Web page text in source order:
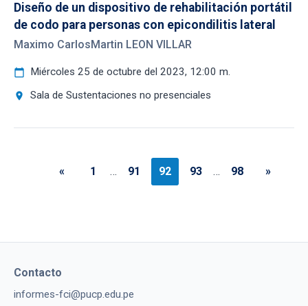
Diseño de un dispositivo de rehabilitación portátil
de codo para personas con epicondilitis lateral
Maximo CarlosMartin LEON VILLAR
calendar_today Miércoles 25 de octubre del 2023, 12:00 m.
location_on Sala de Sustentaciones no presenciales
« 1 … 91 92 93 … 98 »
Contacto
informes-fci@pucp.edu.pe